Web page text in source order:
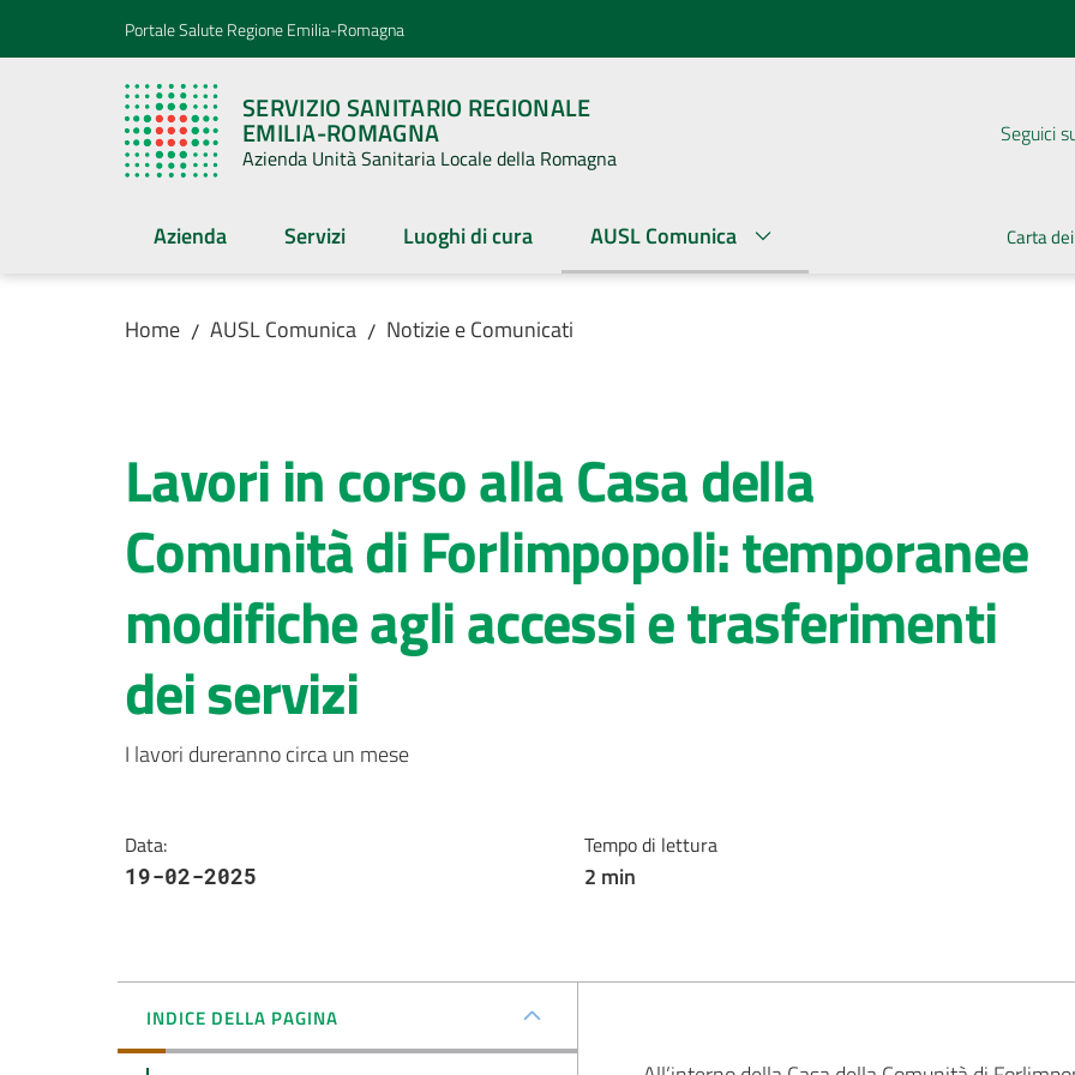
Vai al contenuto
Vai alla navigazionePortale Salute Regione Emilia-Romagna
SERVIZIO SANITARIO REGIONALE
EMILIA-ROMAGNA
Azienda Unità Sanitaria Locale della Romagna
Seguici
Azienda Servizi Luoghi di cura AUSL Comunica Carta
Home / AUSL Comunica / Notizie e Comunicati
Lavori in corso alla Casa della
Comunità di Forlimpopoli: temporanee
modifiche agli accessi e trasferimenti
dei servizi
I lavori dureranno circa un mese
Data:
19-02-2025
Tempo di lettura
2 min
INDICE DELLA PAGINA